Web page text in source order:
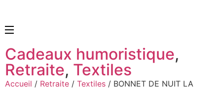
Cadeaux humoristique,
Retraite, Textiles
Accueil / Retraite / Textiles / BONNET DE NUIT LA